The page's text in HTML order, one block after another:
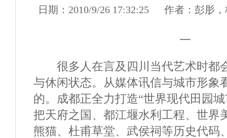
日期：2010/9/26 17:32:25 作者：彭肜
一
很多人在言及四川当代艺术时都
与休闲状态。从媒体讯信与城市形象
的。成都正全力打造“世界现代田园
把天府之国、都江堰水利工程、世界
熊猫、杜甫草堂、武侯祠等历史代码